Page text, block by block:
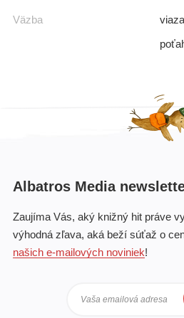
Väzba
Albatros Media
Zaujíma Vás, aký knižný hit práve
výhodná zľava, aká beží súťaž o
našich e-mailových noviniek!
Vaša emailová adresa